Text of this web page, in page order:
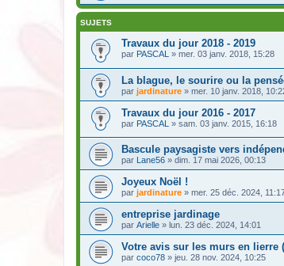
SUJETS
Travaux du jour 2018 - 2019
par PASCAL » mer. 03 janv. 2018, 15:28
La blague, le sourire ou la
par jardinature » mer. 10 janv. 2018,
Travaux du jour 2016 - 2017
par PASCAL » sam. 03 janv. 2015, 16:18
Bascule paysagiste vers
par Lane56 » dim. 17 mai 2026, 00:13
Joyeux Noël !
par jardinature » mer. 25 déc. 2024,
entreprise jardinage
par Arielle » lun. 23 déc. 2024, 14:01
Votre avis sur les murs en lierre
par coco78 » jeu. 28 nov. 2024, 10:25